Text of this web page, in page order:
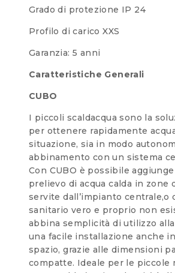
Grado di protezione IP 24
Profilo di carico XXS
Garanzia: 5 anni
Caratteristiche Generali
CUBO
I piccoli scaldacqua sono la
per ottenere rapidamente
situazione, sia in modo
abbinamento con un sistema
Con CUBO è possibile
prelievo di acqua calda in zone
servite dall’impianto centrale,o
sanitario vero e proprio non
abbina semplicità di utilizzo
una facile installazione anche
spazio, grazie alle dimensioni
compatte. Ideale per le piccole